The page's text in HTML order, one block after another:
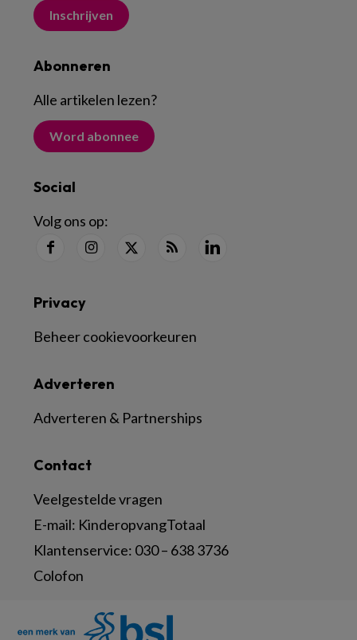
Inschrijven
Abonneren
Alle artikelen lezen?
Word abonnee
Social
Volg ons op:
Contact
Veelgestelde vragen
E-mail: KinderopvangTotaal
Klantenservice: 030 – 638 3736
Colofon
Adverteren
Adverteren & Partnerships
Privacy
Beheer cookievoorkeuren